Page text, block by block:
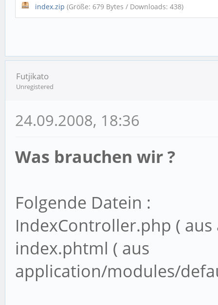
index.zip (Größe: 679 Bytes / Downloads: 438)
Futjikato
Unregistered
24.09.2008, 18:36
Was brauchen wir ?
Folgende Datein :
IndexController.php (
index.phtml ( aus
application/modules/